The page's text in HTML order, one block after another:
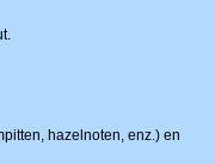
hazelnoten, enz.) en